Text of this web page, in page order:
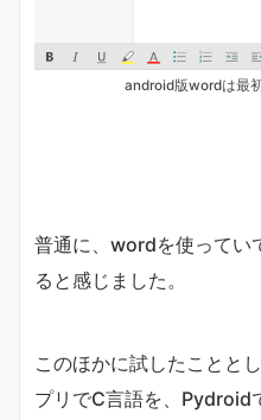
android版wordは最
普通に、wordを使ってい
ると感じました。
このほかに試したことと
プリでC言語を、Pydroid